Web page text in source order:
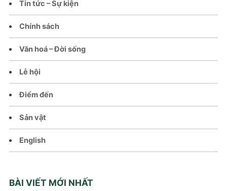
Tin tức – Sự kiện
Chính sách
Văn hoá – Đời sống
Lễ hội
Điểm đến
Sản vật
English
BÀI VIẾT MỚI NHẤT